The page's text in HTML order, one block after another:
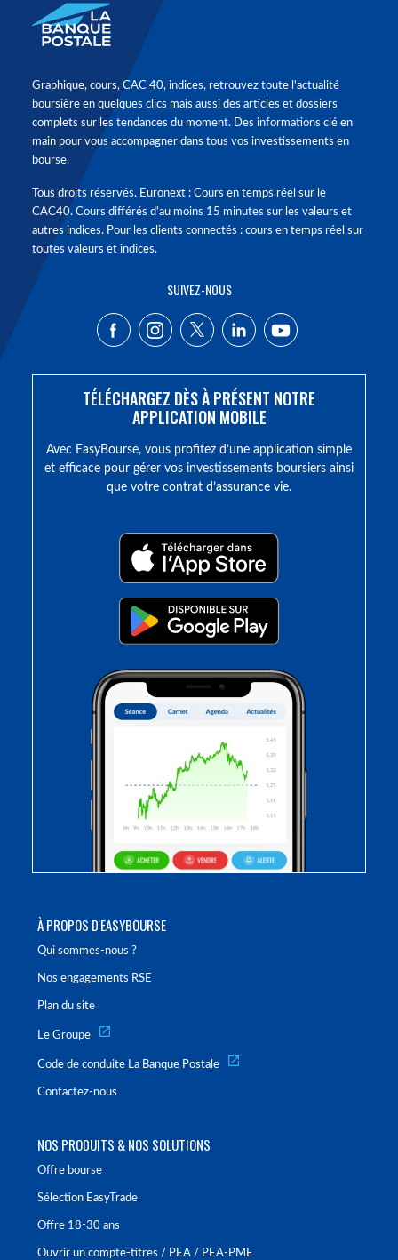
À PROPOS D'EASYBOURSE
Qui sommes-nous ?
Nos engagements RSE
Plan du site
Le Groupe
Code de conduite La Banque Postale
Contactez-nous
NOS PRODUITS & NOS SOLUTIONS
Offre bourse
Sélection EasyTrade
Offre 18-30 ans
Ouvrir un compte-titres / PEA / PEA-PME
Graphique, cours, CAC 40, indices, retrouvez toute l'actualité
boursière en quelques clics mais aussi des articles et dossiers
complets sur les tendances du moment. Des informations clé en
main pour vous accompagner dans tous vos investissements en
bourse.
Tous droits réservés. Euronext : Cours en temps réel sur le
CAC40. Cours différés d'au moins 15 minutes sur les valeurs et
autres indices. Pour les clients connectés : cours en temps réel sur
toutes valeurs et indices.
SUIVEZ-NOUS
TÉLÉCHARGEZ DÈS À PRÉSENT NOTRE
APPLICATION MOBILE
Avec EasyBourse, vous profitez d’une application simple
et efficace pour gérer vos investissements boursiers ainsi
que votre contrat d’assurance vie.